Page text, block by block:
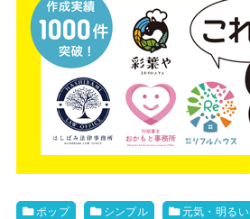
ポップ シンプル 元気・明るい